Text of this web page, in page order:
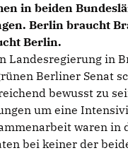
in beiden
Berlin braucht
Berlin.
Landesregierung in
Berliner Senat
bewusst zu
um eine
waren in
bei keiner der